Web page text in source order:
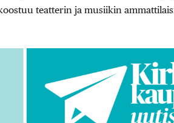
teatterin ja musiikin